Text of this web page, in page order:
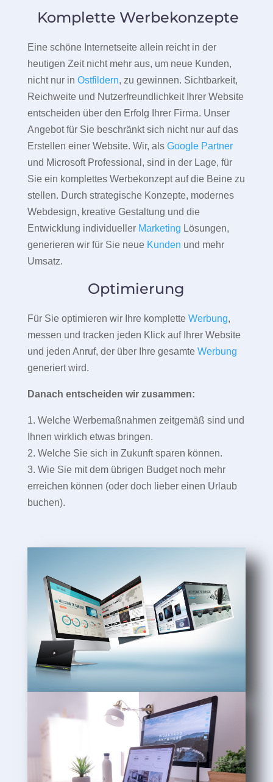
Komplette Werbekonzepte
Eine schöne Internetseite allein reicht in der
heutigen Zeit nicht mehr aus, um neue Kunden,
nicht nur in Ostfildern, zu gewinnen. Sichtbarkeit,
Reichweite und Nutzerfreundlichkeit Ihrer Website
entscheiden über den Erfolg Ihrer Firma. Unser
Angebot für Sie beschränkt sich nicht nur auf das
Erstellen einer Website. Wir, als Google Partner
und Microsoft Professional, sind in der Lage, für
Sie ein komplettes Werbekonzept auf die Beine zu
stellen. Durch strategische Konzepte, modernes
Webdesign, kreative Gestaltung und die
Entwicklung individueller Marketing Lösungen,
generieren wir für Sie neue Kunden und mehr
Umsatz.
Optimierung
Für Sie optimieren wir Ihre komplette Werbung,
messen und tracken jeden Klick auf Ihrer Website
und jeden Anruf, der über Ihre gesamte Werbung
generiert wird.
Danach entscheiden wir zusammen:
1. Welche Werbemaßnahmen zeitgemäß sind und
Ihnen wirklich etwas bringen.
2. Welche Sie sich in Zukunft sparen können.
3. Wie Sie mit dem übrigen Budget noch mehr
erreichen können (oder doch lieber einen Urlaub
buchen).